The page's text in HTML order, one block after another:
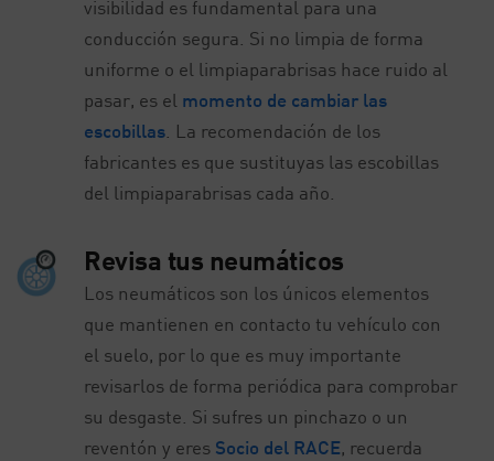
visibilidad es fundamental para una
conducción segura. Si no limpia de forma
uniforme o el limpiaparabrisas hace ruido al
pasar, es el momento de cambiar las
escobillas . La recomendación de los
fabricantes es que sustituyas las escobillas
del limpiaparabrisas cada año.
Revisa tus neumáticos
Los neumáticos son los únicos elementos
que mantienen en contacto tu vehículo con
el suelo, por lo que es muy importante
revisarlos de forma periódica para comprobar
su desgaste. Si sufres un pinchazo o un
reventón y eres Socio del RACE, recuerda